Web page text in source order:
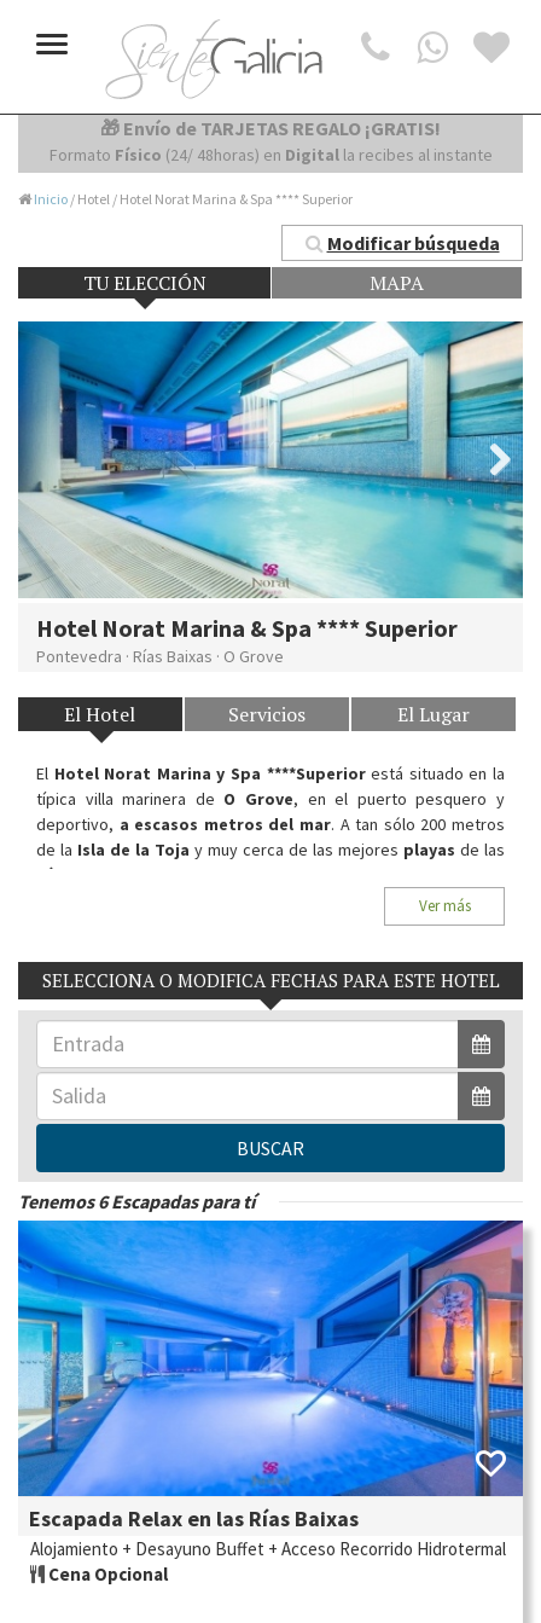
Toggle
navigation
🎁 Envío de TARJETAS REGALO ¡GRATIS!
Formato Físico (24/ 48horas) en Digitalla recibes al instante
Inicio / Hotel / Hotel Norat Marina & Spa **** Superior
Modificar búsqueda
TU ELECCIÓN MAPA
Next
Hotel Norat Marina & Spa **** Superior
Pontevedra · Rías Baixas · O Grove
El Hotel Servicios El Lugar
El Hotel Norat Marina y Spa ****Superiorestá situado en la
típica villa marinera de O Grove, en el puerto pesquero y
deportivo, a escasos metros del mar. A tan sólo 200 metros
de la Isla de la Toja y muy cerca de las mejores playas de las
Rías Baixas.
hacen que sea el
sitio ideal para descansar en unas confortables habitaciones
Situación:Peralto 32. 36980, O Grove. Rías Baixas,
Pontevedra.
Habitaciones del Hotel:28
Ver más
SELECCIONA O MODIFICA FECHAS PARA ESTE HOTEL
BUSCAR
Tenemos 6 Escapadas para tí
Escapada Relax en las Rías Baixas
Alojamiento + Desayuno Buffet + Acceso Recorrido Hidrotermal
Cena Opcional